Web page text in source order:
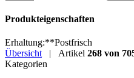
Produkteigenschaften
Erhaltung:**Postfrisch
Übersicht | Artikel 268 von
Kategorien